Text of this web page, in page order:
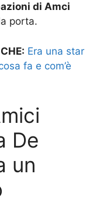
di Amci
porta.
Era una star
fa e com’è
De
un